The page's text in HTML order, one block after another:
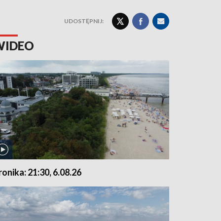
UDOSTĘPNIJ:
21:30, 6.08.26